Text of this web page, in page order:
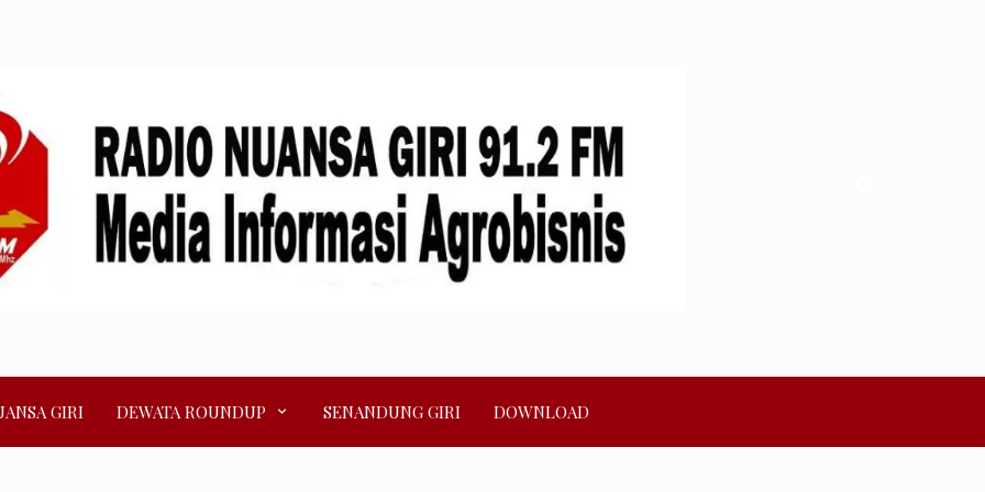
GIRI DEWATA ROUNDUP SENANDUNG GIRI DOWNLOAD